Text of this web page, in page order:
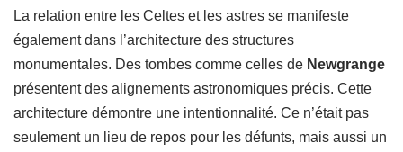
La relation entre les Celtes et les astres se manifeste
également dans l’architecture des structures
monumentales. Des tombes comme celles de Newgrange
présentent des alignements astronomiques précis. Cette
architecture démontre une intentionnalité. Ce n’était pas
seulement un lieu de repos pour les défunts, mais aussi un